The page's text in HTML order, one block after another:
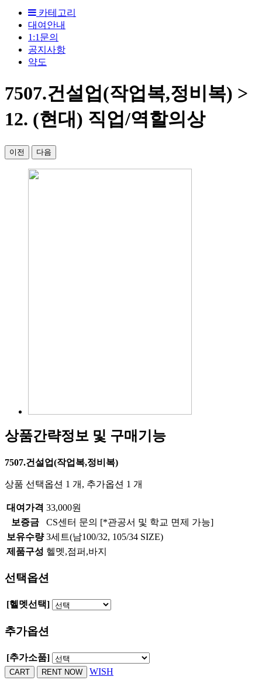
카테고리
대여안내
1:1문의
공지사항
약도
7507.건설업(작업복,정비복) >
12. (현대) 직업/역할의상
이전 다음
상품간략정보 및 구매기능
7507.건설업(작업복,정비복)
상품 선택옵션 1 개, 추가옵션 1 개
대여가격 33,000원
보증금
CS센터 문의 [*관공서 및 학교 면제 가능]
보유수량 3세트(남100/32, 105/34 SIZE)
제품구성 헬멧,점퍼,바지
선택옵션
[헬멧선택]
추가옵션
[추가소품]
WISH